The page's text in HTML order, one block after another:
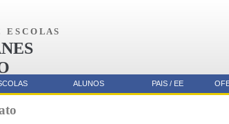
S C O L A S
ALUNOS PAIS / EE